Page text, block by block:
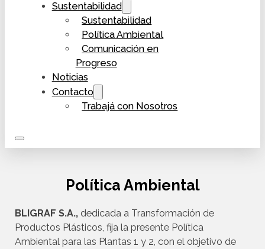
Sustentabilidad
Sustentabilidad
Política Ambiental
Comunicación en
Progreso
Noticias
Contacto
Trabajá con Nosotros
Política Ambiental
BLIGRAF S.A., dedicada a Transformación de
Productos Plásticos, fija la presente Política
Ambiental para las Plantas 1 y 2, con el objetivo de